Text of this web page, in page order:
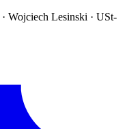
· Wojciech Lesinski · USt-